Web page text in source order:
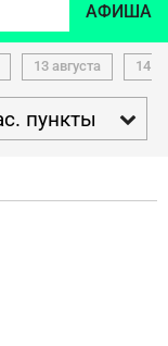
АФИША
13 августа 14
